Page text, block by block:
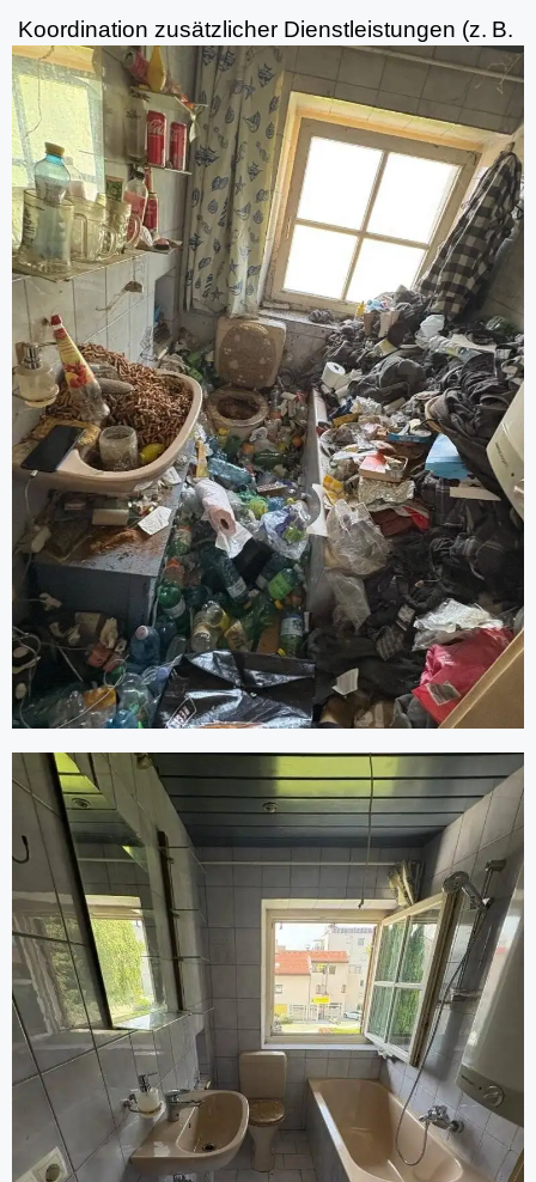
Koordination zusätzlicher Dienstleistungen (z. B.
Aufräumung, Entrümpelungsdiensten und
Grundreinigung).